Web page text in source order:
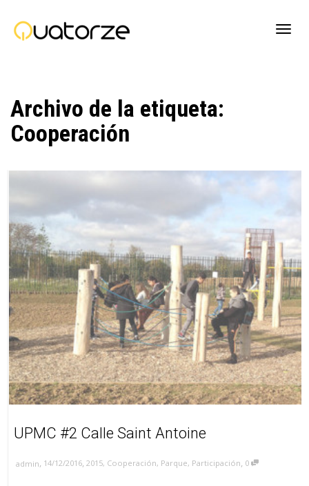
Archivo de la etiqueta:
Cooperación
UPMC #2 Calle Saint Antoine
admin, 14/12/2016, 2015, Cooperación, Parque, Participación, 0